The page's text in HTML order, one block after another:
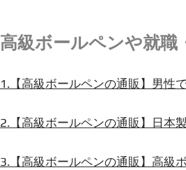
高級ボールペンや就職
1.【高級ボールペンの通販】男性
2.【高級ボールペンの通販】日本
3.【高級ボールペンの通販】高級